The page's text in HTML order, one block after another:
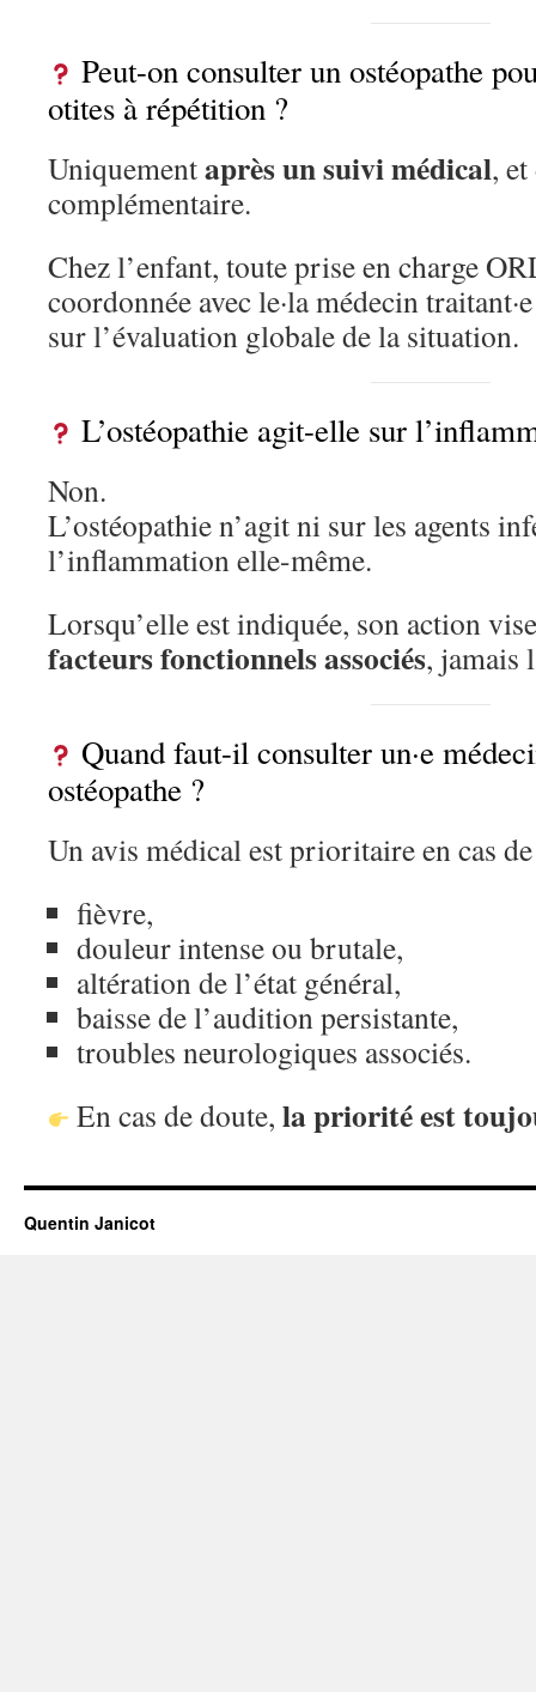
Peut-on consulter un ostéopathe
otites à répétition ?
Uniquementaprès un suivi médical,
complémentaire.
Chez l’enfant, toute prise en charge
coordonnée avec le·la médecin
sur l’évaluation globale de la situation.
L’ostéopathie agit-elle sur
Non.
L’ostéopathie n’agit ni sur les agents
l’inflammation elle-même.
Lorsqu’elle est indiquée, son action
facteurs fonctionnels associés, jamais
Quand faut-il consulter un·e
ostéopathe ?
Un avis médical est prioritaire en cas
fièvre,
douleur intense ou brutale,
altération de l’état général,
baisse de l’audition persistante,
troubles neurologiques associés.
En cas de doute,la priorité est
Quentin Janicot